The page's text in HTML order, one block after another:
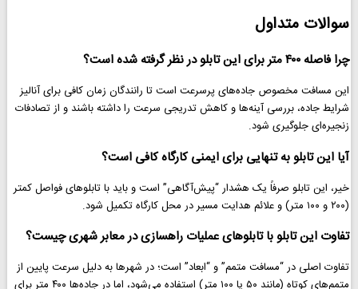
سوالات متداول
چرا فاصله ۴۰۰ متر برای این تابلو در نظر گرفته شده است؟
این مسافت مخصوص جاده‌های پرسرعت است تا رانندگان زمان کافی برای آنالیز
شرایط جاده، بررسی آینه‌ها و کاهش تدریجی سرعت را داشته باشند و از تصادفات
زنجیره‌ای جلوگیری شود.
آیا این تابلو به تنهایی برای ایمنی کارگاه کافی است؟
خیر، این تابلو صرفاً یک هشدار “پیش‌آگاهی” است و باید با تابلوهای فواصل کمتر
(۲۰۰ و ۱۰۰ متر) و علائم هدایت مسیر در محل کارگاه تکمیل شود.
تفاوت این تابلو با تابلوهای عملیات راهسازی در معابر شهری چیست؟
تفاوت اصلی در “مسافت متمم” و “ابعاد” است؛ در شهرها به دلیل سرعت پایین از
متمم‌های کوتاه (مانند ۵۰ یا ۱۰۰ متر) استفاده می‌شود، اما در جاده‌ها ۴۰۰ متر برای